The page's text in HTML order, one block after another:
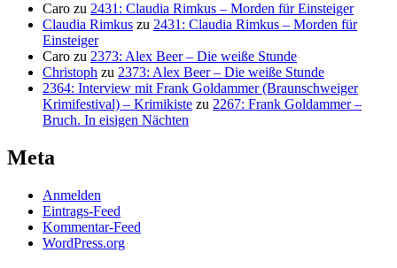
Caro zu 2431: Claudia Rimkus – Morden für Einsteiger
Claudia Rimkus zu 2431: Claudia Rimkus – Morden für
Einsteiger
Caro zu 2373: Alex Beer – Die weiße Stunde
Christoph zu 2373: Alex Beer – Die weiße Stunde
2364: Interview mit Frank Goldammer (Braunschweiger
Krimifestival) – Krimikiste zu 2267: Frank Goldammer –
Bruch. In eisigen Nächten
Meta
Anmelden
Eintrags-Feed
Kommentar-Feed
WordPress.org